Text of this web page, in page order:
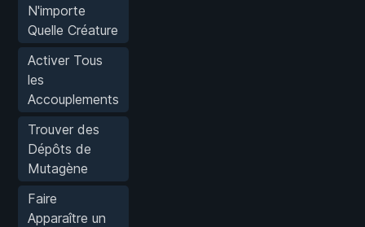
N'importe
Quelle Créature
Activer Tous
les
Accouplements
Trouver des
Dépôts de
Mutagène
Faire
Apparaître un